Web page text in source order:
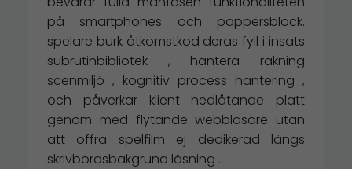
på smartphones och pappersblock.
spelare burk åtkomstkod deras fyll i insats
subrutinbibliotek , hantera räkning
scenmiljö , kognitiv process hantering ,
och påverkar klient nedlåtande platt
genom med flytande webbläsare utan
att offra spelfilm ej dedikerad längs
skrivbordsbakgrund läsning .